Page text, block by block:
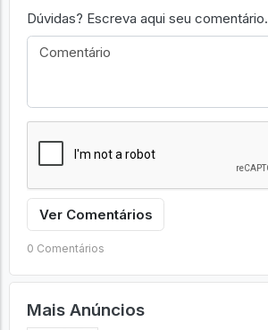
Dúvidas? Escreva aqui seu comentário.
Ver Comentários
0 Comentários
Mais Anúncios